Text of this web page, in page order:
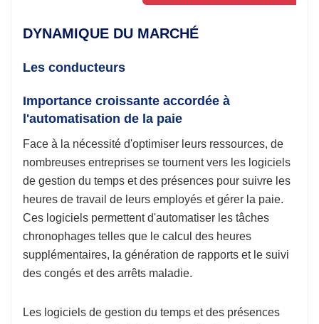
DYNAMIQUE DU MARCHÉ
Les conducteurs
Importance croissante accordée à
l'automatisation de la paie
Face à la nécessité d'optimiser leurs ressources, de
nombreuses entreprises se tournent vers les logiciels
de gestion du temps et des présences pour suivre les
heures de travail de leurs employés et gérer la paie.
Ces logiciels permettent d'automatiser les tâches
chronophages telles que le calcul des heures
supplémentaires, la génération de rapports et le suivi
des congés et des arrêts maladie.
Les logiciels de gestion du temps et des présences